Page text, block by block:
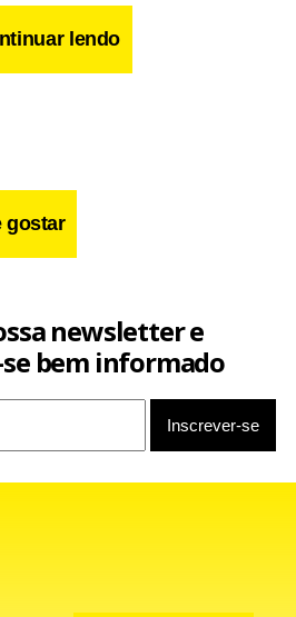
saíram grandes passeatas
lendo
gostar
newsletter e
bem informado